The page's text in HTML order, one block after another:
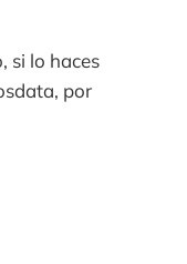
si lo haces
por